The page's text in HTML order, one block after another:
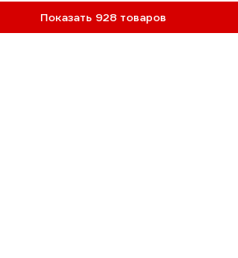
Показать 928 товаров